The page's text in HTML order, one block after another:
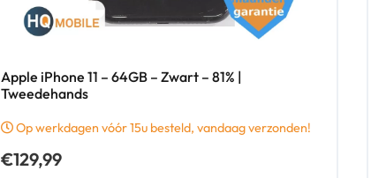
Apple iPhone 11 – 64GB – Zwart – 81% |
Tweedehands
Op werkdagen vóór 15u besteld, vandaag verzonden!
€129,99